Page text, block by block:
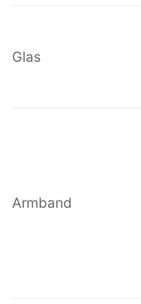
Glas
Armband